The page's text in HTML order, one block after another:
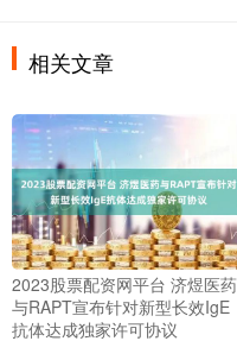
相关文章
2023股票配资网平台 济煜医药
与RAPT宣布针对新型长效IgE
抗体达成独家许可协议